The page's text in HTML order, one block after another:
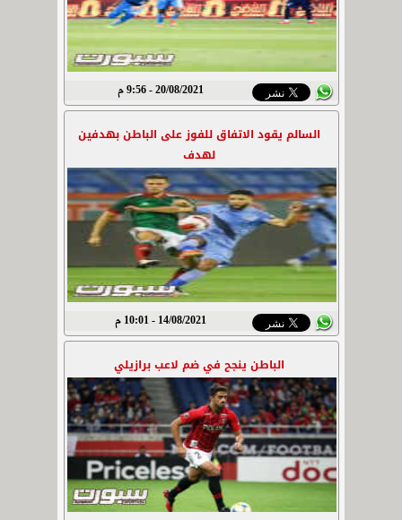
20/08/2021 - 9:56 م
السالم يقود الاتفاق للفوز على الباطن بهدفين
لهدف
14/08/2021 - 10:01 م
الباطن ينجح في ضم لاعب برازيلي